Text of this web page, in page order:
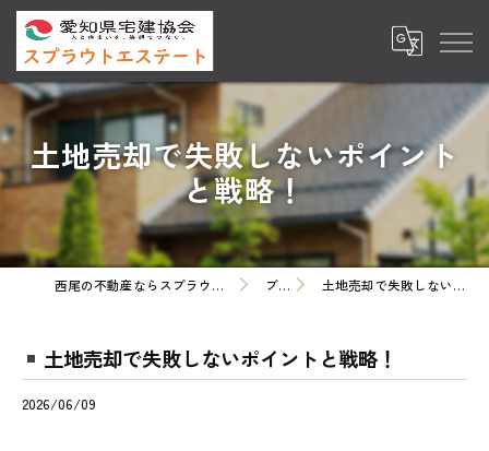
土地売却で失敗しないポイント
と戦略！
西尾の不動産ならスプラウトエステート株式会社 ブログ 土地売却で失敗しないポイントと戦略！
土地売却で失敗しないポイントと戦略！
2026/06/09